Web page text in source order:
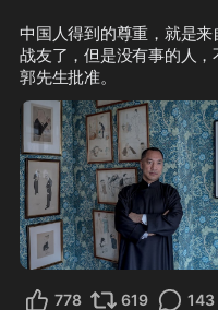
中国人得到的尊重，就是
战友了，但是没有事的人
郭先生批准。
778 619 143